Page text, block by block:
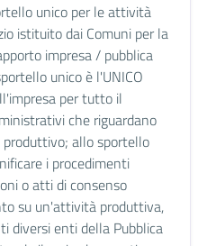
unico per le attività
istituito dai Comuni per la
impresa / pubblica
unico è l'UNICO
per tutto il
che riguardano
allo sportello
i procedimenti
o atti di consenso
su un'attività produttiva,
diversi enti della Pubblica